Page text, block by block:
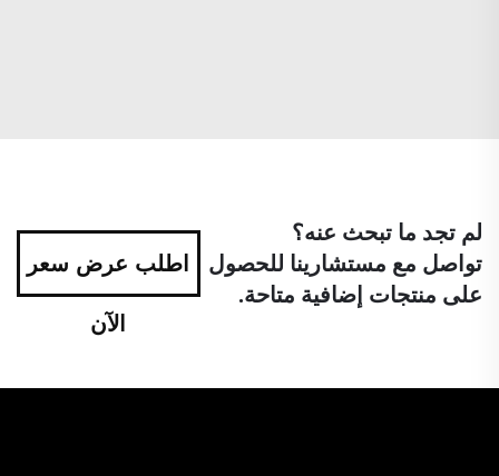
لم تجد ما تبحث عنه؟
تواصل مع مستشارينا للحصول
على منتجات إضافية متاحة.
اطلب عرض سعر
الآن